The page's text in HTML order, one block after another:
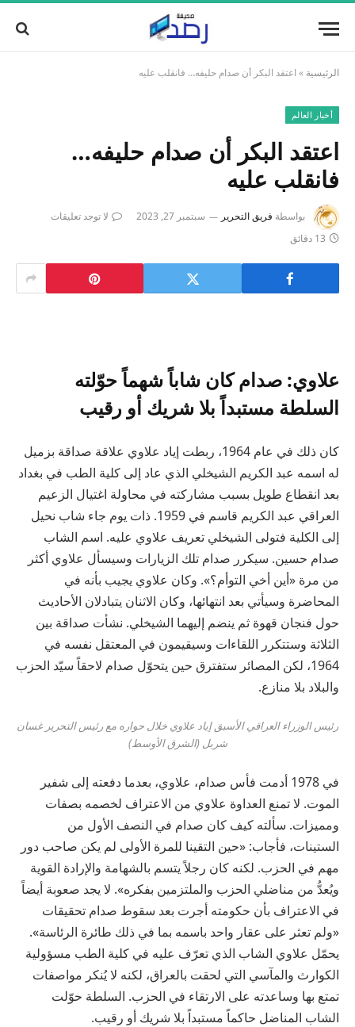
الرئيسية » اعتقد البكر أن صدام حليفه… فانقلب عليه
أخبار العالم
اعتقد البكر أن صدام حليفه…
فانقلب عليه
بواسطة فريق التحرير سبتمبر 27, 2023
لا توجد تعليقات
13 دقائق
علاوي: صدام كان شاباً شهماً حوّلته
السلطة مستبداً بلا شريك أو رقيب
كان ذلك في عام 1964، ربطت إياد علاوي علاقة صداقة بزميل
له اسمه عبد الكريم الشيخلي الذي عاد إلى كلية الطب في بغداد
بعد انقطاع طويل بسبب مشاركته في محاولة اغتيال الزعيم
العراقي عبد الكريم قاسم في 1959. ذات يوم جاء شاب نحيل
إلى الكلية فتولى الشيخلي تعريف علاوي عليه. اسم الشاب
صدام حسين. سيكرر صدام تلك الزيارات وسيسأل علاوي أكثر
من مرة «أين أخي التوأم؟». وكان علاوي يجيب بأنه في
المحاضرة وسيأتي بعد انتهائها، وكان الاثنان يتبادلان الأحاديث
حول فنجان قهوة ثم ينضم إليهما الشيخلي. نشأت صداقة بين
الثلاثة وستتكرر اللقاءات وسيقيمون في المعتقل نفسه في
1964، لكن المصائر ستفترق حين يتحوّل صدام لاحقاً سيّد الحزب
والبلاد بلا منازع.
رئيس الوزراء العراقي الأسبق إياد علاوي خلال حواره مع رئيس التحرير غسان
شربل (الشرق الأوسط)
في 1978 أدمت فأس صدام، علاوي، بعدما دفعته إلى شفير
الموت. لا تمنع العداوة علاوي من الاعتراف لخصمه بصفات
ومميزات. سألته كيف كان صدام في النصف الأول من
الستينات، فأجاب: «حين التقينا للمرة الأولى لم يكن صاحب دور
مهم في الحزب. لكنه كان رجلاً يتسم بالشهامة والإرادة القوية
ويُعدُّ من مناضلي الحزب والملتزمين بفكره». لا يجد صعوبة أيضاً
في الاعتراف بأن حكومته أجرت بعد سقوط صدام تحقيقات
«ولم تعثر على عقار واحد باسمه بما في ذلك طائرة الرئاسة».
يحمّل علاوي الشاب الذي تعرّف عليه في كلية الطب مسؤولية
الكوارث والمآسي التي لحقت بالعراق، لكنه لا يُنكر مواصفات
تمتع بها وساعدته على الارتقاء في الحزب. السلطة حوّلت
الشاب المناضل حاكماً مستبداً بلا شريك أو رقيب.